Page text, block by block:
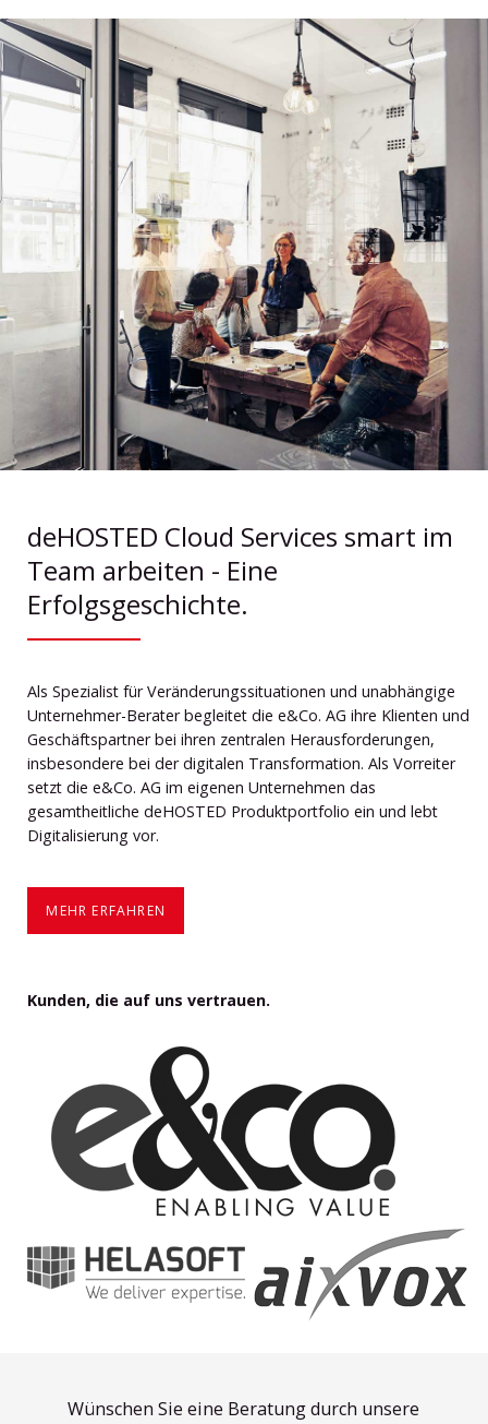
deHOSTED Cloud Services smart im
Team arbeiten - Eine
Erfolgsgeschichte.
Als Spezialist für Veränderungssituationen und unabhängige
Unternehmer-Berater begleitet die e&Co. AG ihre Klienten und
Geschäftspartner bei ihren zentralen Herausforderungen,
insbesondere bei der digitalen Transformation. Als Vorreiter
setzt die e&Co. AG im eigenen Unternehmen das
gesamtheitliche deHOSTED Produktportfolio ein und lebt
Digitalisierung vor.
MEHR ERFAHREN
Kunden, die auf uns vertrauen.
Wünschen Sie eine Beratung durch unsere